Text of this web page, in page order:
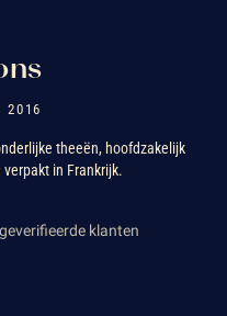
2016
theeën, hoofdzakelijk
in Frankrijk.
geverifieerde klanten